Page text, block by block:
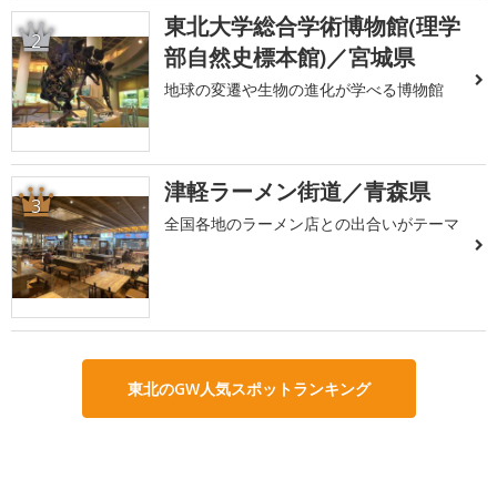
2
東北大学総合学術博物館(理学
部自然史標本館)／宮城県
地球の変遷や生物の進化が学べる博物館
3 津軽ラーメン街道／青森県
全国各地のラーメン店との出合いがテーマ
東北のGW人気スポットランキング